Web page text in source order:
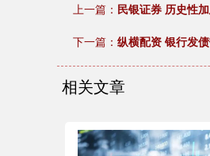
上一篇： 民银证券 历史性
下一篇： 纵横配资 银行发
相关文章